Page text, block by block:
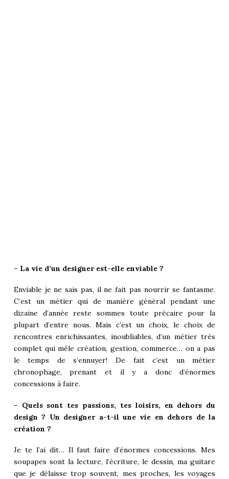
– La vie d’un designer est-elle enviable ?
Enviable je ne sais pas, il ne fait pas nourrir se fantasme.
C’est un métier qui de manière général pendant une
dizaine d’année reste sommes toute précaire pour la
plupart d’entre nous. Mais c’est un choix, le choix de
rencontres enrichissantes, inoubliables, d’un métier très
complet qui mêle création, gestion, commerce… on a pas
le temps de s’ennuyer! De fait c’est un métier
chronophage, prenant et il y a donc d’énormes
concessions à faire.
– Quels sont tes passions, tes loisirs, en dehors du
design ? Un designer a-t-il une vie en dehors de la
création ?
Je te l’ai dit… Il faut faire d’énormes concessions. Mes
soupapes sont la lecture, l’écriture, le dessin, ma guitare
que je délaisse trop souvent, mes proches, les voyages